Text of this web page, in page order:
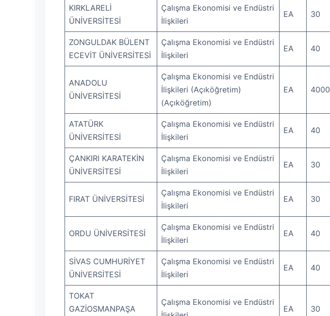
KIRKLARELİ
ÜNİVERSİTESİ
Çalışma Ekonomisi ve Endüstri
İlişkileri
EA 30
ZONGULDAK BÜLENT
ECEVİT ÜNİVERSİTESİ
Çalışma Ekonomisi ve Endüstri
İlişkileri
EA 40
ANADOLU
ÜNİVERSİTESİ
Çalışma Ekonomisi ve Endüstri
İlişkileri (Açıköğretim)
(Açıköğretim)
EA 4000
ATATÜRK
ÜNİVERSİTESİ
Çalışma Ekonomisi ve Endüstri
İlişkileri
EA 40
ÇANKIRI KARATEKİN
ÜNİVERSİTESİ
Çalışma Ekonomisi ve Endüstri
İlişkileri
EA 30
FIRAT ÜNİVERSİTESİ
Çalışma Ekonomisi ve Endüstri
İlişkileri
EA 30
ORDU ÜNİVERSİTESİ
Çalışma Ekonomisi ve Endüstri
İlişkileri
EA 40
SİVAS CUMHURİYET
ÜNİVERSİTESİ
Çalışma Ekonomisi ve Endüstri
İlişkileri
EA 40
TOKAT
GAZİOSMANPAŞA
Çalışma Ekonomisi ve Endüstri
EA 30